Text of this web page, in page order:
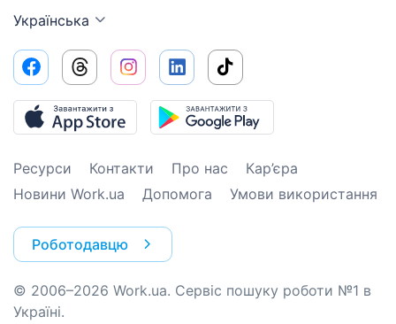
Українська
Ресурси Контакти Про нас
Кар’єра
Новини Work.ua
Допомога Умови використання
Роботодавцю
© 2006–2026 Work.ua. Сервіс пошуку роботи №1 в
Україні.